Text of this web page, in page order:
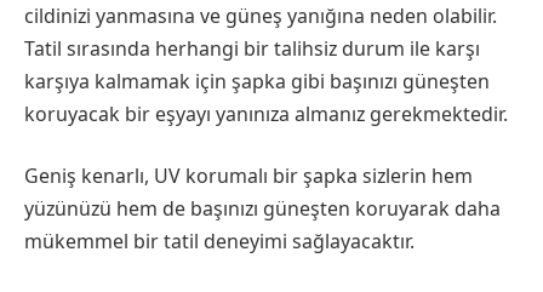
cildinizi yanmasına ve güneş yanığına neden olabilir.
Tatil sırasında herhangi bir talihsiz durum ile karşı
karşıya kalmamak için şapka gibi başınızı güneşten
koruyacak bir eşyayı yanınıza almanız gerekmektedir.
Geniş kenarlı, UV korumalı bir şapka sizlerin hem
yüzünüzü hem de başınızı güneşten koruyarak daha
mükemmel bir tatil deneyimi sağlayacaktır.